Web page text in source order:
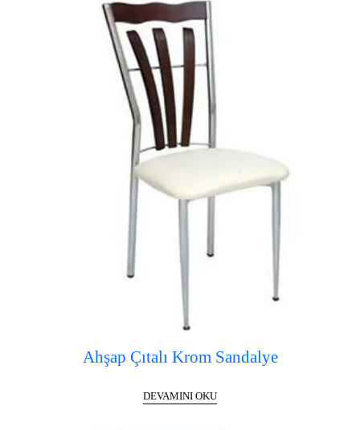
Ahşap Çıtalı Krom Sandalye
DEVAMINI OKU